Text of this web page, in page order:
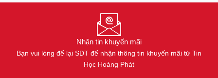
Nhận tin khuyến mãi
Bạn vui lòng để lại SDT để nhận thông tin khuyến mãi từ Tin
Học Hoàng Phát